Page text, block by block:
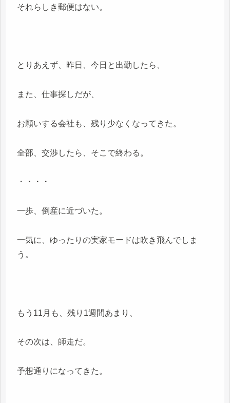
それらしき郵便はない。
とりあえず、昨日、今日と出勤したら、
また、仕事探しだが、
お願いする会社も、残り少なくなってきた。
全部、交渉したら、そこで終わる。
・・・・
一歩、倒産に近づいた。
一気に、ゆったりの実家モードは吹き飛んでしま
う。
もう11月も、残り1週間あまり、
その次は、師走だ。
予想通りになってきた。